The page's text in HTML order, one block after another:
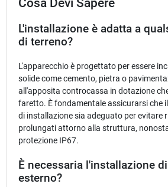
Cosa Devi Sapere
L'installazione è adatta a
di terreno?
L'apparecchio è progettato per essere
solide come cemento, pietra o
all'apposita controcassa in dotazione
faretto. È fondamentale assicurarsi che
di installazione sia adeguato per evitare
prolungati attorno alla struttura,
protezione IP67.
È necessaria l'installazione
esterno?